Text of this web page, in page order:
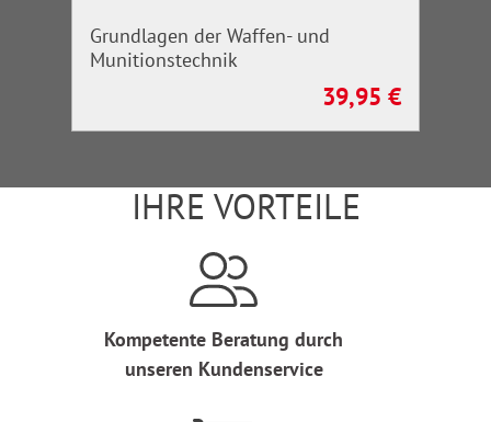
Grundlagen der Waffen- und
Munitionstechnik
Regulärer Preis:
39,95 €
IHRE VORTEILE
Kompetente Beratung durch
unseren Kundenservice